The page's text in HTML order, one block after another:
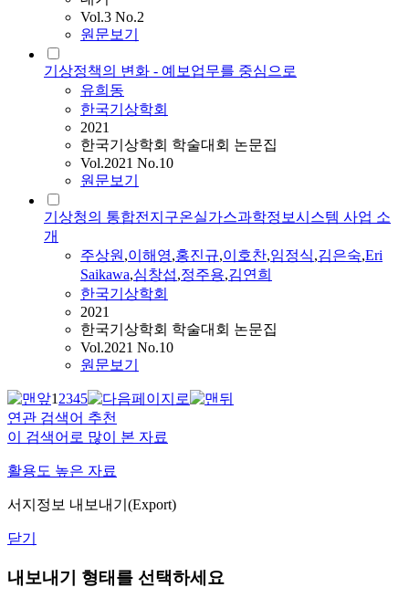
Vol.3 No.2
원문보기
기상정책의 변화 - 예보업무를 중심으로
유희동
한국기상학회
2021
한국기상학회 학술대회 논문집
Vol.2021 No.10
원문보기
기상청의 통합전지구온실가스과학정보시스템 사업 소
개
주상원,이해영,홍진규,이호찬,임정식,김은숙,Eri
Saikawa,심창섭,정주용,김연희
한국기상학회
2021
한국기상학회 학술대회 논문집
Vol.2021 No.10
원문보기
12345
연관 검색어 추천
이 검색어로 많이 본 자료
활용도 높은 자료
서지정보 내보내기(Export)
닫기
내보내기 형태를 선택하세요